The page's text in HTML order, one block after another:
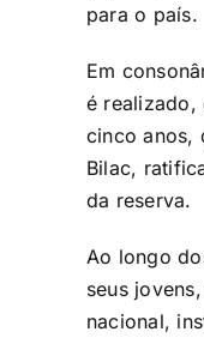
para o país.
Em
é realizado,
cinco anos,
Bilac,
da reserva.
Ao longo
seus
nacional,